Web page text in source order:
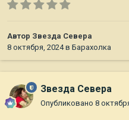
Автор Звезда Севера
8 октября, 2024в Барахолка
Звезда Севера
Опубликовано 8